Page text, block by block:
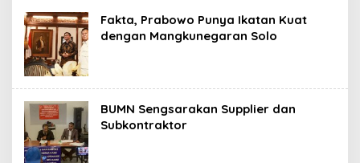
Fakta, Prabowo Punya Ikatan Kuat
dengan Mangkunegaran Solo
BUMN Sengsarakan Supplier dan
Subkontraktor